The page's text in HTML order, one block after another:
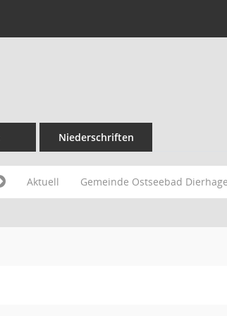
Niederschriften
Aktuell Gemeinde Ostseebad